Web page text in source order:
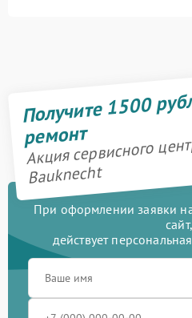
Получите 1500
ремонт
Акция сервисного
Bauknecht
При оформлении заявки
сайт,
действует